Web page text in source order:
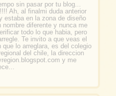
sin pasar por tu blog...
Ah, al finalmi duda anterior
estaba en la zona de diseño
nombre diferente y nunca me
todo lo que habia, pero
Te invito a que veas el
que lo arreglara, es del colegio
del chile, la direccion
y me